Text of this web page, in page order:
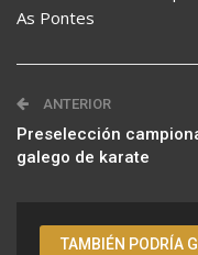
As Pontes
ANTERIOR
Preselección
galego de karate
TAMBIÉN PODRÍA